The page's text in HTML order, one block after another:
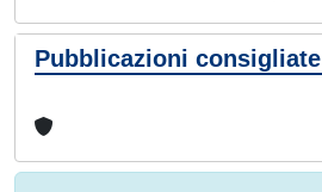
Pubblicazioni consigliate